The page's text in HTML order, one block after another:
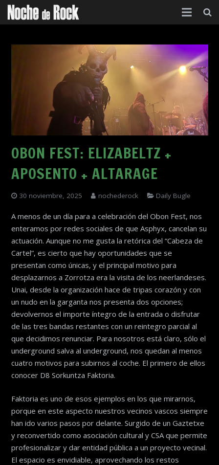
Contacto
Acerca de
OBON FEST: ELIZABELTZ +
APOSENTO + ALTARAGE
30 noviembre, 2025 nochederock Daily Bugle
A menos de un día para a celebración del Obon Fest, nos
enteramos por redes sociales de que Asphyx, cancelan su
actuación. Aunque no me gusta la retórica del “Cabeza de
Cartel”, es cierto que hay oportunidades que se
presentan como únicas, y el principal motivo para
desplazarnos a Zorrotza era la visita de los neerlandeses.
Unai, desde la organización hace de tripas corazón y con
un nudo en la garganta nos presenta dos opciones;
devolvernos el importe íntegro de la entrada o disfrutar
de las tres bandas restantes con un reintegro parcial al
que decidimos renunciar. Para nosotros está claro, sólo el
underground salva al underground, nos quedan al menos
cuatro motivos para subirnos al coche. El primero de ellos
conocer D8 Sorkuntza Faktoria.
Faktoria es uno de esos ejemplos en los que mirarnos,
porque en este aspecto nuestros vecinos vascos siempre
han ido varios pasos por delante. Surgido de un Gaztetxe
y reconvertido como asociación cultural y CSA que permite
profesionalizar y dar entidad pública a un proyecto vecinal.
El espacio es envidiable, aprovechando los restos